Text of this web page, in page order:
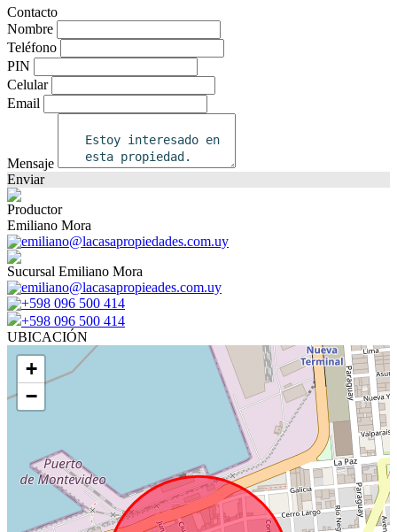
Contacto
Nombre
Teléfono
PIN
Celular
Email
Mensaje
Enviar
Productor
Emiliano Mora
emiliano@lacasapropiedades.com.uy
Sucursal Emiliano Mora
emiliano@lacasapropieades.com.uy
+598 096 500 414
+598 096 500 414
UBICACIÓN
+
−